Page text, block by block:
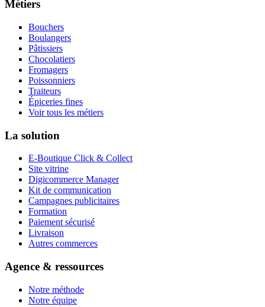
Métiers
Bouchers
Boulangers
Pâtissiers
Chocolatiers
Fromagers
Poissonniers
Traiteurs
Épiceries fines
Voir tous les métiers
La solution
E-Boutique Click & Collect
Site vitrine
Digicommerce Manager
Kit de communication
Campagnes publicitaires
Formation
Paiement sécurisé
Livraison
Autres commerces
Agence & ressources
Notre méthode
Notre équipe